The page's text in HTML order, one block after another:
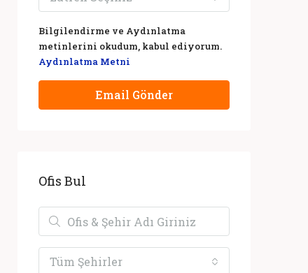
Bilgilendirme ve Aydınlatma
metinlerini okudum, kabul ediyorum.
Aydınlatma Metni
Email Gönder
Ofis Bul
Tüm Şehirler